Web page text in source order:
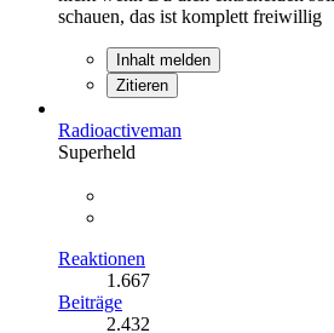
schauen, das ist komplett freiwillig
Inhalt melden
Zitieren
Radioactiveman
Superheld
Reaktionen
1.667
Beiträge
2.432